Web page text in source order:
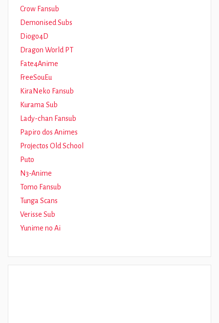
Crow Fansub
Demonised Subs
Diogo4D
Dragon World PT
Fate4Anime
FreeSouEu
KiraNeko Fansub
Kurama Sub
Lady-chan Fansub
Papiro dos Animes
Projectos Old School
Puto
N3-Anime
Tomo Fansub
Tunga Scans
Verisse Sub
Yunime no Ai